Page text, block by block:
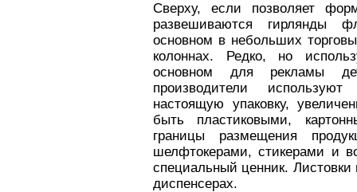
Сверху, если позволяет
развешиваются гирлянды
основном в небольших
колоннах. Редко, но
основном для рекламы
производители
настоящую упаковку,
быть пластиковыми,
границы размещения
шелфтокерами, стикерами и
специальный ценник.
диспенсерах.